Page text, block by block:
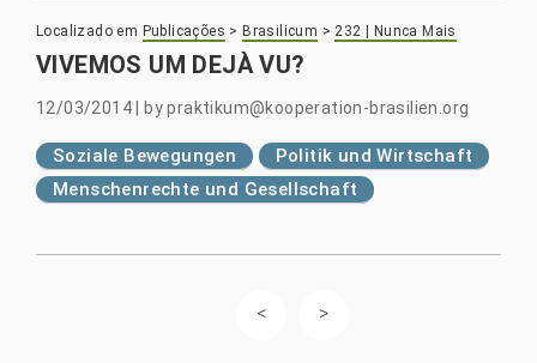
Localizado em Publicações > Brasilicum >232 | Nunca Mais
VIVEMOS UM DEJÀ VU?
12/03/2014 bypraktikum@kooperation-brasilien.org
Soziale Bewegungen
Politik und Wirtschaft
Menschenrechte und Gesellschaft